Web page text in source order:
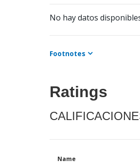
No hay datos
Footnotes
Ratings
Name